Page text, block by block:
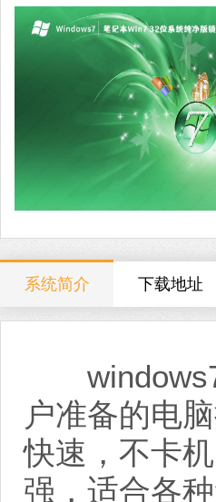
系统简介 下载地址
windows7
户准备的电
快速，不卡
强，适合各